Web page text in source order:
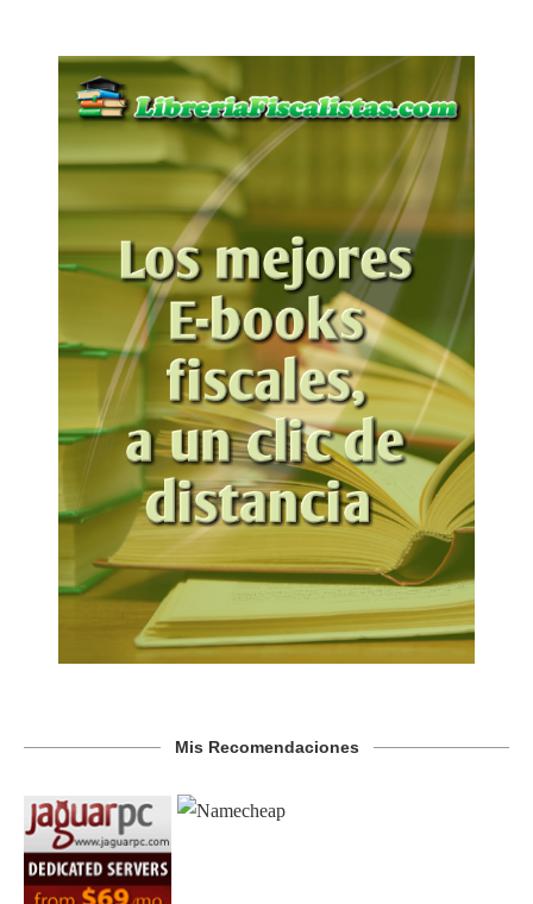
Mis Recomendaciones